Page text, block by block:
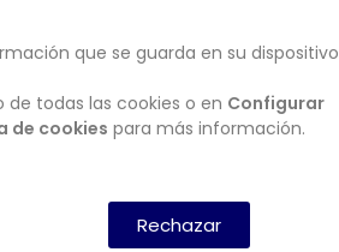
SUSCRIBIRSE
que se guarda en su dispositivo
todas las cookies o en Configurar
de cookies para más información.
Rechazar